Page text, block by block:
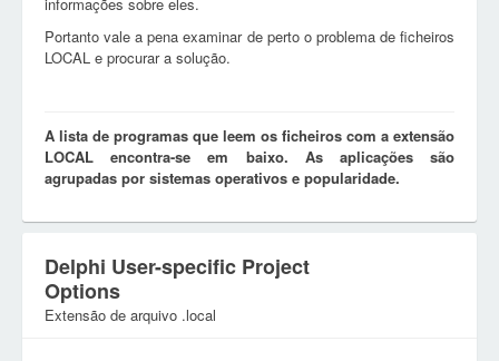
Portanto vale a pena examinar de perto o problema de ficheiros
LOCAL e procurar a solução.
A lista de programas que leem os ficheiros com a extensão
LOCAL encontra-se em baixo. As aplicações são
agrupadas por sistemas operativos e popularidade.
Delphi User-specific Project
Options
Extensão de arquivo .local